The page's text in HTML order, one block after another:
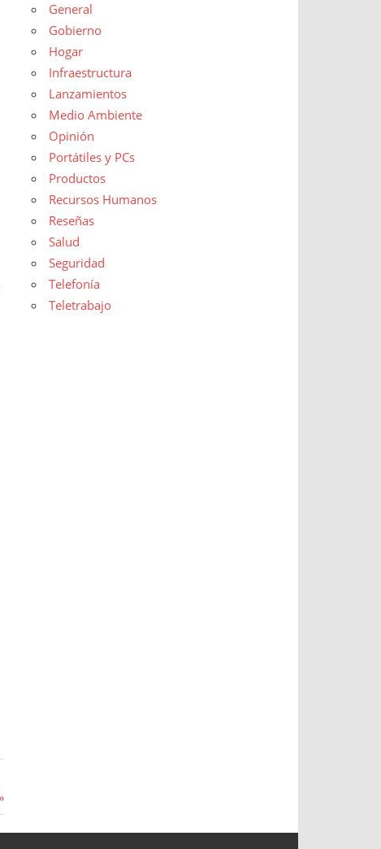
General
Gobierno
Hogar
Infraestructura
Lanzamientos
Medio Ambiente
Opinión
Portátiles y PCs
Productos
Recursos Humanos
Reseñas
Salud
Seguridad
Telefonía
Teletrabajo